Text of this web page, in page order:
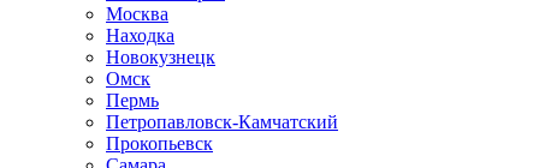
Москва
Находка
Новокузнецк
Омск
Пермь
Петропавловск-Камчатский
Прокопьевск